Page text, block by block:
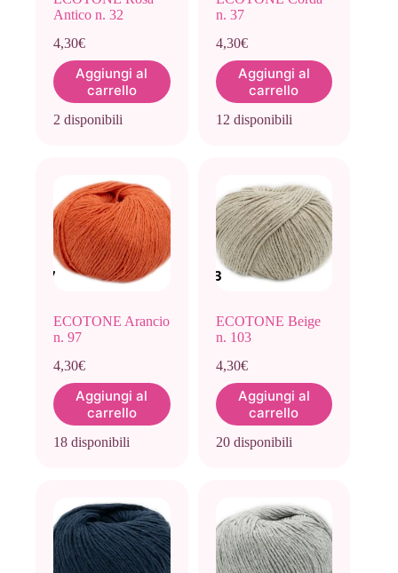
Antico n. 32
4,30€
Aggiungi al
carrello
2 disponibili
n. 37
4,30€
Aggiungi al
carrello
12 disponibili
ECOTONE Arancio
n. 97
4,30€
Aggiungi al
carrello
18 disponibili
ECOTONE Beige
n. 103
4,30€
Aggiungi al
carrello
20 disponibili